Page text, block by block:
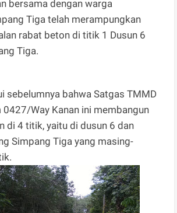
bersama dengan warga
Tiga telah merampungkan
rabat beton di titik 1 Dusun 6
Tiga.
sebelumnya bahwa Satgas TMMD
Way Kanan ini membangun
di 4 titik, yaitu di dusun 6 dan
Simpang Tiga yang masing-